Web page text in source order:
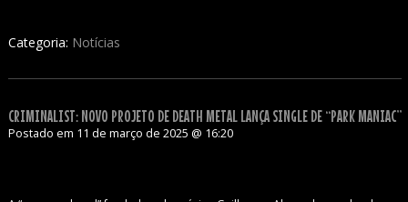
Categoria: Notícias
CRIMINALIST: NOVO PROJETO DE DEATH METAL LANÇA SINGLE DE “PARK MANIAC”
Postado em 11 de março de 2025 @ 16:20